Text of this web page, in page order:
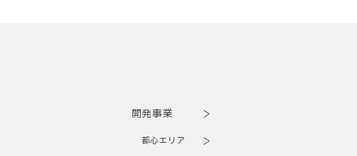
開発事業
都心エリア